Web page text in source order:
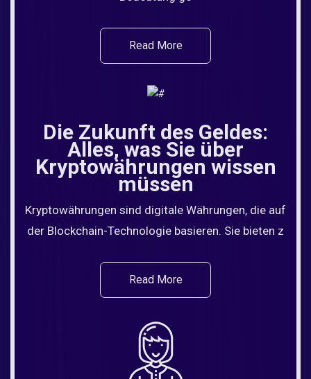
Read More
Die Zukunft des Geldes:
Alles, was Sie über
Kryptowährungen wissen
müssen
Kryptowährungen sind digitale Währungen, die auf
der Blockchain-Technologie basieren. Sie bieten z
Read More